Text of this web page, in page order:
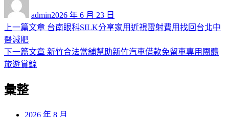
admin佈
日
2026 年 6 月 23 日
文
章
導
覽
上一篇文章 上
篇
台南眼科SILK分享家用近視雷射費用找回台北中
醫減肥
下一篇文章 下
新竹合法當舖幫助新竹汽車借款免留車專用團體
旅遊賞鯨
彙整
2026 年 8 月